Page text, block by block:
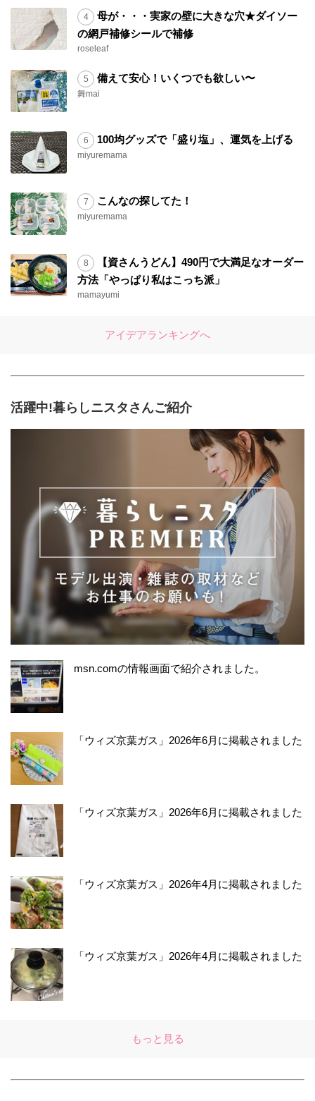
母が・・・実家の壁に大きな穴★ダイソー
の網戸補修シールで補修
roseleaf
備えて安心！いくつでも欲しい〜
舞mai
100均グッズで「盛り塩」、運気を上げる
miyuremama
こんなの探してた！
miyuremama
【資さんうどん】490円で大満足なオーダー
方法「やっぱり私はこっち派」
mamayumi
アイデアランキングへ
活躍中!暮らしニスタさんご紹介
msn.comの情報画面で紹介されました。
「ウィズ京葉ガス」2026年6月に掲載されました
「ウィズ京葉ガス」2026年6月に掲載されました
「ウィズ京葉ガス」2026年4月に掲載されました
「ウィズ京葉ガス」2026年4月に掲載されました
もっと見る